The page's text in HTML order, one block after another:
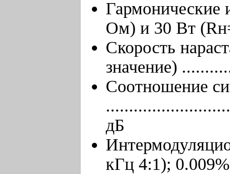
Ом) и 30 Вт
Скорость
значение)
Соотношение
дБ
кГц 4:1);